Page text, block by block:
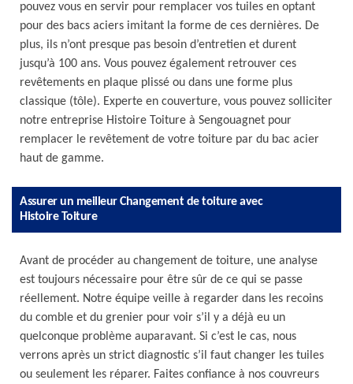
pouvez vous en servir pour remplacer vos tuiles en optant
pour des bacs aciers imitant la forme de ces dernières. De
plus, ils n’ont presque pas besoin d’entretien et durent
jusqu’à 100 ans. Vous pouvez également retrouver ces
revêtements en plaque plissé ou dans une forme plus
classique (tôle). Experte en couverture, vous pouvez solliciter
notre entreprise Histoire Toiture à Sengouagnet pour
remplacer le revêtement de votre toiture par du bac acier
haut de gamme.
Assurer un meilleur Changement de toiture avec
Histoire Toiture
Avant de procéder au changement de toiture, une analyse
est toujours nécessaire pour être sûr de ce qui se passe
réellement. Notre équipe veille à regarder dans les recoins
du comble et du grenier pour voir s’il y a déjà eu un
quelconque problème auparavant. Si c’est le cas, nous
verrons après un strict diagnostic s’il faut changer les tuiles
ou seulement les réparer. Faites confiance à nos couvreurs